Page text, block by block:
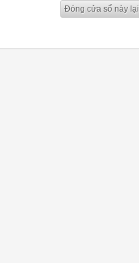
Đóng cửa sổ này lại